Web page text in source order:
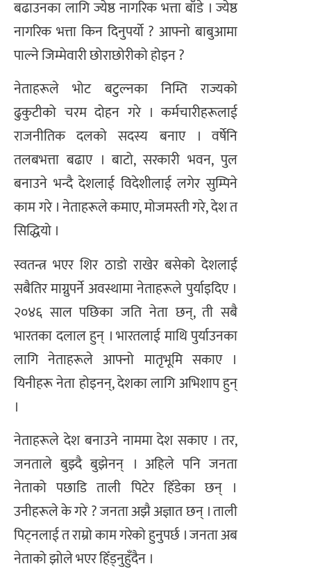
बढाउनका लागि ज्येष्ठ नागरिक भत्ता बाँडे । ज्येष्ठ
नागरिक भत्ता किन दिनुपर्यो ? आफ्नो बाबुआमा
पाल्ने जिम्मेवारी छोराछोरीको होइन ?
नेताहरूले भोट बटुल्नका निम्ति राज्यको
ढुकुटीको चरम दोहन गरे । कर्मचारीहरूलाई
राजनीतिक दलको सदस्य बनाए । वर्षेनि
तलबभत्ता बढाए । बाटो, सरकारी भवन, पुल
बनाउने भन्दै देशलाई विदेशीलाई लगेर सुम्पिने
काम गरे । नेताहरूले कमाए, मोजमस्ती गरे, देश त
सिद्धियो ।
स्वतन्त्र भएर शिर ठाडो राखेर बसेको देशलाई
सबैतिर माग्नुपर्ने अवस्थामा नेताहरूले पुर्याइदिए ।
२०४६ साल पछिका जति नेता छन्, ती सबै
भारतका दलाल हुन् । भारतलाई माथि पुर्याउनका
लागि नेताहरूले आफ्नो मातृभूमि सकाए ।
यिनीहरू नेता होइनन्, देशका लागि अभिशाप हुन्
।
नेताहरूले देश बनाउने नाममा देश सकाए । तर,
जनताले बुझ्दै बुझेनन् । अहिले पनि जनता
नेताको पछाडि ताली पिटेर हिँडेका छन् ।
उनीहरूले के गरे ? जनता अझै अज्ञात छन् । ताली
पिट्नलाई त राम्रो काम गरेको हुनुपर्छ । जनता अब
नेताको झोले भएर हिँड्नुहुँदैन ।